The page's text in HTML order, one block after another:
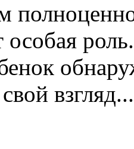
взгляд...